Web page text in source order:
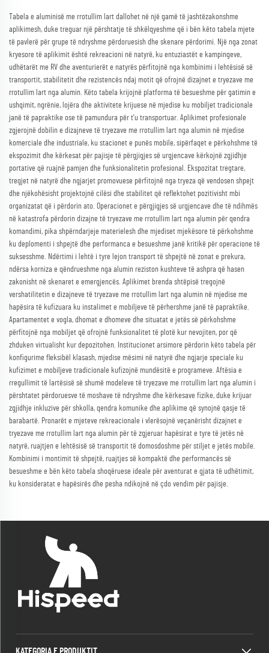
Tabela e aluminisë me rrotullim lart dallohet në një gamë të jashtëzakonshme
aplikimesh, duke treguar një përshtatje të shkëlqyeshme që i bën këto tabela mjete
të pavlerë për grupe të ndryshme përdoruesish dhe skenare përdorimi. Një nga zonat
kryesore të aplikimit është rekreacioni në natyrë, ku entuziastët e kampingeve,
udhëtarët me RV dhe aventurierët e natyrës përfitojnë nga kombinimi i lehtësisë së
transportit, stabilitetit dhe rezistencës ndaj motit që ofrojnë dizajnet e tryezave me
rrotullim lart nga alumin. Këto tabela krijojnë platforma të besueshme për gatimin e
ushqimit, ngrënie, lojëra dhe aktivitete krijuese në mjedise ku mobiljet tradicionale
janë të papraktike ose të pamundura për t'u transportuar. Aplikimet profesionale
zgjerojnë dobilin e dizajneve të tryezave me rrotullim lart nga alumin në mjedise
komerciale dhe industriale, ku stacionet e punës mobile, sipërfaqet e përkohshme të
ekspozimit dhe kërkesat për pajisje të përgjigjes së urgjencave kërkojnë zgjidhje
portative që ruajnë pamjen dhe funksionalitetin profesional. Ekspozitat tregtare,
tregjet në natyrë dhe ngjarjet promovuese përfitojnë nga tryeza që vendosen shpejt
dhe njëkohësisht projektojnë cilësi dhe stabilitet që reflektohet pozitivisht mbi
organizatat që i përdorin ato. Operacionet e përgjigjes së urgjencave dhe të ndihmës
në katastrofa përdorin dizajne të tryezave me rrotullim lart nga alumin për qendra
komandimi, pika shpërndarjeje materielesh dhe mjediset mjekësore të përkohshme
ku deplomenti i shpejtë dhe performanca e besueshme janë kritikë për operacione të
suksesshme. Ndërtimi i lehtë i tyre lejon transport të shpejtë në zonat e prekura,
ndërsa korniza e qëndrueshme nga alumin reziston kushteve të ashpra që hasen
zakonisht në skenaret e emergjencës. Aplikimet brenda shtëpisë tregojnë
vershatilitetin e dizajneve të tryezave me rrotullim lart nga alumin në mjedise me
hapësira të kufizuara ku instalimet e mobiljeve të përhershme janë të papraktike.
Apartamentet e vogla, dhomat e dhomeve dhe situatat e jetës së përkohshme
përfitojnë nga mobiljet që ofrojnë funksionalitet të plotë kur nevojiten, por që
zhduken virtualisht kur depozitohen. Institucionet arsimore përdorin këto tabela për
konfigurime fleksibël klasash, mjedise mësimi në natyrë dhe ngjarje speciale ku
kufizimet e mobiljeve tradicionale kufizojnë mundësitë e programeve. Aftësia e
rregullimit të lartësisë së shumë modeleve të tryezave me rrotullim lart nga alumin i
përshtatet përdoruesve të moshave të ndryshme dhe kërkesave fizike, duke krijuar
zgjidhje inkluzive për shkolla, qendra komunike dhe aplikime që synojnë qasje të
barabartë. Pronarët e mjeteve rekreacionale i vlerësojnë veçanërisht dizajnet e
tryezave me rrotullim lart nga alumin për të zgjeruar hapësirat e tyre të jetës në
natyrë, ruajtjen e lehtësisë së transportit të domosdoshme për stiljet e jetës mobile.
Kombinimi i montimit të shpejtë, ruajtjes së kompaktë dhe performancës së
besueshme e bën këto tabela shoqëruese ideale për aventurat e gjata të udhëtimit,
ku konsideratat e hapësirës dhe pesha ndikojnë në çdo vendim për pajisje.
KATEGORIA E PRODUKTIT